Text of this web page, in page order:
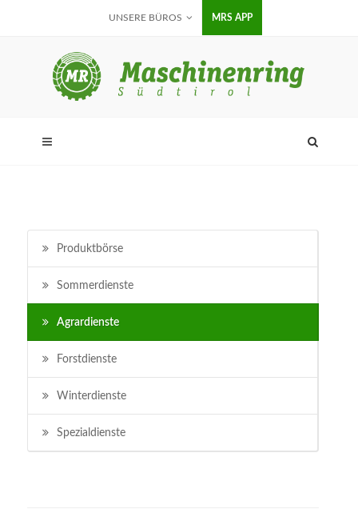
UNSERE BÜROS MRS APP
Produktbörse
Sommerdienste
Agrardienste
Forstdienste
Winterdienste
Spezialdienste